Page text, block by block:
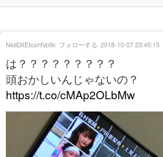
は？？？？？？？？？
頭おかしいんじゃないの？
https://t.co/cMAp2OLbMw
NiolDXEIcsHVo9c フォローする 2018-10-07 23:45:15